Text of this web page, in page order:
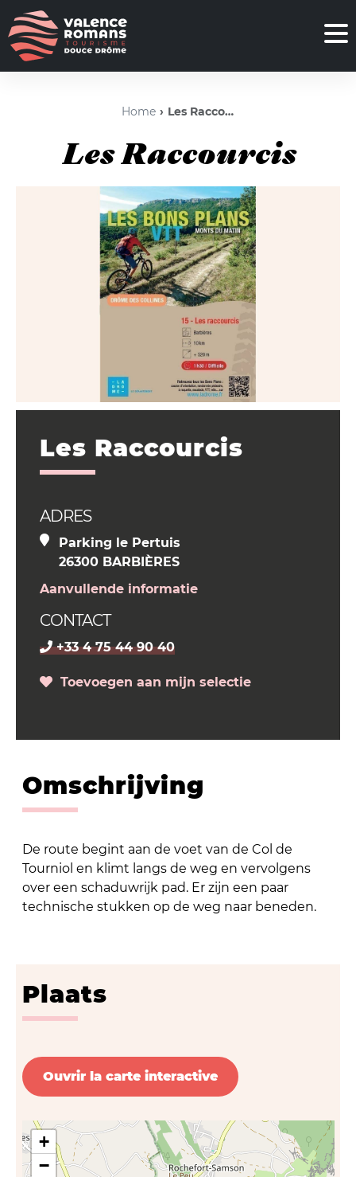
Home Les Raccourcis
Les Raccourcis
Les Raccourcis
ADRES
Parking le Pertuis
26300 BARBIÈRES
Aanvullende informatie
CONTACT
+33 4 75 44 90 40
Toevoegen aan mijn selectie
Omschrijving
De route begint aan de voet van de Col de
Tourniol en klimt langs de weg en vervolgens
over een schaduwrijk pad. Er zijn een paar
technische stukken op de weg naar beneden.
Plaats
Ouvrir la carte interactive
+
−